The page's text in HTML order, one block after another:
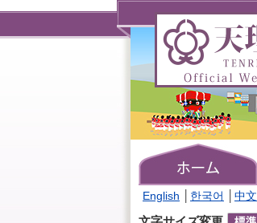
理
TENRI
Official
Site
English 한국어 中文